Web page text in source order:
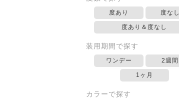
度あり 度なし
度あり＆度なし
装用期間で探す
ワンデー 2週間
1ヶ月
カラーで探す